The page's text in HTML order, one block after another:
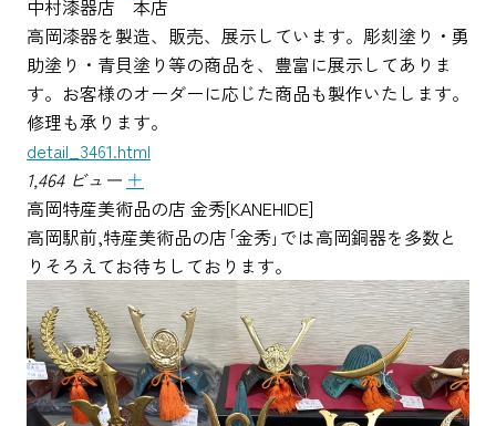
中村漆器店 本店
高岡漆器を製造、販売、展示しています。彫刻塗り・勇
助塗り・青貝塗り等の商品を、豊富に展示してありま
す。お客様のオーダーに応じた商品も製作いたします。
修理も承ります。
detail_3461.html
1,464 ビュー ＋
高岡特産美術品の店 金秀[KANEHIDE]
高岡駅前,特産美術品の店｢金秀｣では高岡銅器を多数と
りそろえてお待ちしております。